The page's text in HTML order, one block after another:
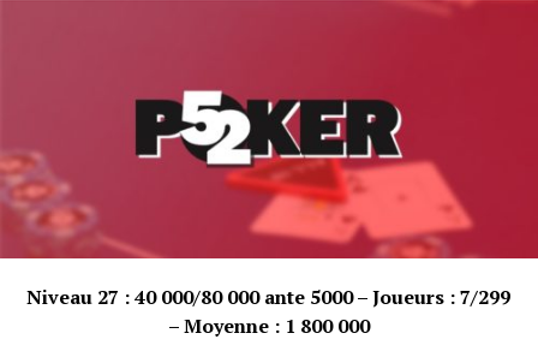
Niveau 27 : 40 000/80 000 ante 5000 – Joueurs : 7/299
– Moyenne : 1 800 000